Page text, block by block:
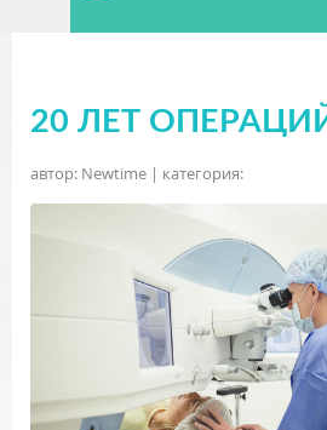
20 ЛЕТ
автор: Newtime | категория: